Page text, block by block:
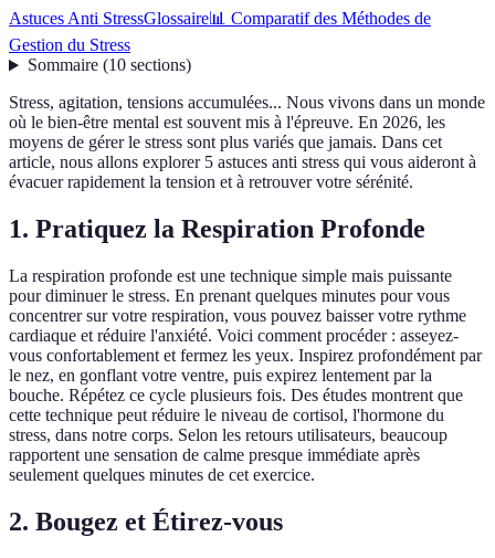
Astuces Anti StressGlossaire📊 Comparatif des Méthodes de
Gestion du Stress
Sommaire(10 sections)
Stress, agitation, tensions accumulées... Nous vivons dans un monde
où le bien-être mental est souvent mis à l'épreuve. En 2026, les
moyens de gérer le stress sont plus variés que jamais. Dans cet
article, nous allons explorer 5 astuces anti stress qui vous aideront à
évacuer rapidement la tension et à retrouver votre sérénité.
1. Pratiquez la Respiration Profonde
La respiration profonde est une technique simple mais puissante
pour diminuer le stress. En prenant quelques minutes pour vous
concentrer sur votre respiration, vous pouvez baisser votre rythme
cardiaque et réduire l'anxiété. Voici comment procéder : asseyez-
vous confortablement et fermez les yeux. Inspirez profondément par
le nez, en gonflant votre ventre, puis expirez lentement par la
bouche. Répétez ce cycle plusieurs fois. Des études montrent que
cette technique peut réduire le niveau de cortisol, l'hormone du
stress, dans notre corps. Selon les retours utilisateurs, beaucoup
rapportent une sensation de calme presque immédiate après
seulement quelques minutes de cet exercice.
2. Bougez et Étirez-vous